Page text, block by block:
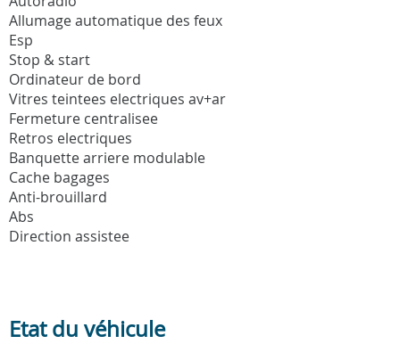
Allumage automatique des feux
Esp
Stop & start
Ordinateur de bord
Vitres teintees electriques av+ar
Fermeture centralisee
Retros electriques
Banquette arriere modulable
Cache bagages
Anti-brouillard
Abs
Direction assistee
Etat du véhicule